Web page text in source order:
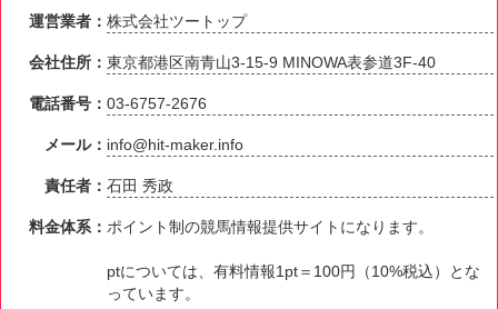
運営業者：株式会社ツートップ
会社住所：東京都港区南青山3-15-9 MINOWA表参道3F-40
電話番号：03-6757-2676
メール： info@hit-maker.info
責任者：石田 秀政
料金体系： ポイント制の競馬情報提供サイトになります。
ptについては、有料情報1pt＝100円（10%税込）とな
っています。